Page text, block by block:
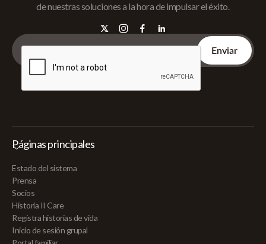
de nuestras soluciones a la hora de impulsar el éxito.
Páginas principales
Estado del sistema
Prensa
Socios
Historia II Care
Registra historias de vida
Inicio de sesión grupal